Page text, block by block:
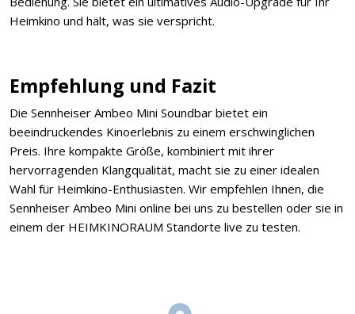
Heimkino und hält, was sie verspricht.
Empfehlung und Fazit
Die Sennheiser Ambeo Mini Soundbar bietet ein
beeindruckendes Kinoerlebnis zu einem erschwinglichen
Preis. Ihre kompakte Größe, kombiniert mit ihrer
hervorragenden Klangqualität, macht sie zu einer idealen
Wahl für Heimkino-Enthusiasten. Wir empfehlen Ihnen, die
Sennheiser Ambeo Mini online bei uns zu bestellen oder sie in
einem der HEIMKINORAUM Standorte live zu testen.